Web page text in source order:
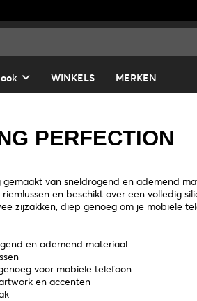
WINKELS MERKEN
PERFECTION
van sneldrogend en ademend
en beschikt over een volledig
zijzakken, diep genoeg om je mobiele
en ademend materiaal
voor mobiele telefoon
en accenten